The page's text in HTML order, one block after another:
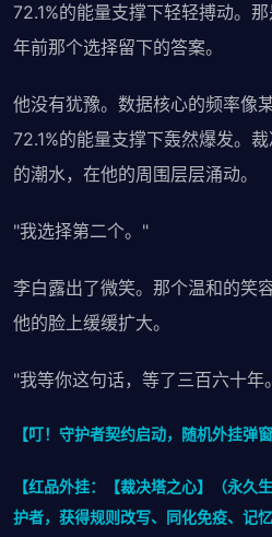
72.1%的能量支撑下轻轻搏动。
年前那个选择留下的答案。
他没有犹豫。数据核心的频率像
72.1%的能量支撑下轰然爆发。
的潮水，在他的周围层层涌动。
"我选择第二个。"
李白露出了微笑。那个温和的笑
他的脸上缓缓扩大。
"我等你这句话，等了三百六十年
【叮！守护者契约启动，随机外挂弹窗
【红品外挂：【裁决塔之心】（永久
护者，获得规则改写、同化免疫、记